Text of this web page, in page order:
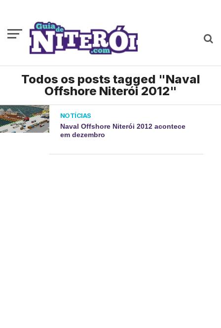
Todos os posts tagged "Naval
Offshore Niterói 2012"
NOTÍCIAS
Naval Offshore Niterói 2012 acontece
em dezembro